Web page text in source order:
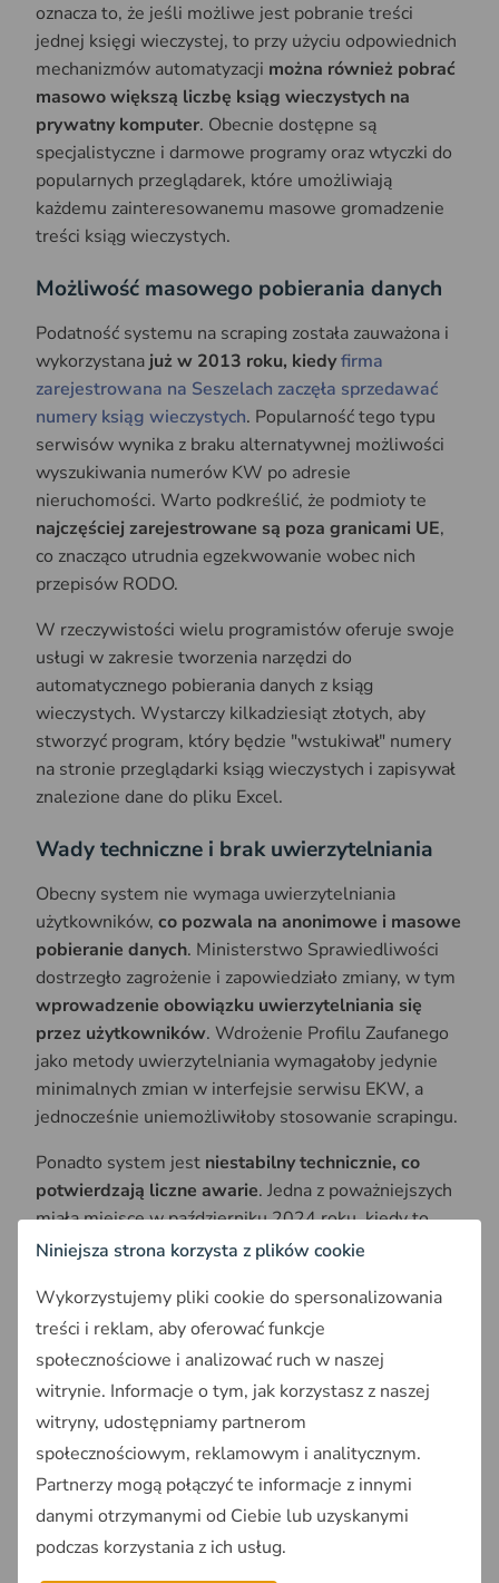
oznacza to, że jeśli możliwe jest pobranie treści
jednej księgi wieczystej, to przy użyciu odpowiednich
mechanizmów automatyzacji można również pobrać
masowo większą liczbę ksiąg wieczystych na
prywatny komputer. Obecnie dostępne są
specjalistyczne i darmowe programy oraz wtyczki do
popularnych przeglądarek, które umożliwiają
każdemu zainteresowanemu masowe gromadzenie
treści ksiąg wieczystych.
Możliwość masowego pobierania danych
Podatność systemu na scraping została zauważona i
wykorzystana już w 2013 roku, kiedyfirma
zarejestrowana na Seszelach zaczęła sprzedawać
numery ksiąg wieczystych. Popularność tego typu
serwisów wynika z braku alternatywnej możliwości
wyszukiwania numerów KW po adresie
nieruchomości. Warto podkreślić, że podmioty te
najczęściej zarejestrowane są poza granicami UE,
co znacząco utrudnia egzekwowanie wobec nich
przepisów RODO.
W rzeczywistości wielu programistów oferuje swoje
usługi w zakresie tworzenia narzędzi do
automatycznego pobierania danych z ksiąg
wieczystych. Wystarczy kilkadziesiąt złotych, aby
stworzyć program, który będzie "wstukiwał" numery
na stronie przeglądarki ksiąg wieczystych i zapisywał
znalezione dane do pliku Excel.
Wady techniczne i brak uwierzytelniania
Obecny system nie wymaga uwierzytelniania
użytkowników, co pozwala na anonimowe i masowe
pobieranie danych. Ministerstwo Sprawiedliwości
dostrzegło zagrożenie i zapowiedziało zmiany, w tym
wprowadzenie obowiązku uwierzytelniania się
przez użytkowników. Wdrożenie Profilu Zaufanego
jako metody uwierzytelniania wymagałoby jedynie
minimalnych zmian w interfejsie serwisu EKW, a
jednocześnie uniemożliwiłoby stosowanie scrapingu.
Ponadto system jest niestabilny technicznie, co
potwierdzają liczne awarie. Jedna z poważniejszych
miała miejsce w październiku 2024 roku, kiedy to
niedostępna była większość systemów Ministerstwa
księgi wieczyste.
Przeczytaj także:
Sprzedaż danych Ksiąg Wieczystych: Czy
Polska stała się rajem dla cyberprzestępców?
Kto i jak wykorzystuje
wrażliwe dane
Niniejsza strona korzysta z plików cookie
Wykorzystujemy pliki cookie do spersonalizowania
treści i reklam, aby oferować funkcje
społecznościowe i analizować ruch w naszej
witrynie. Informacje o tym, jak korzystasz z naszej
witryny, udostępniamy partnerom
społecznościowym, reklamowym i analitycznym.
Partnerzy mogą połączyć te informacje z innymi
danymi otrzymanymi od Ciebie lub uzyskanymi
podczas korzystania z ich usług.